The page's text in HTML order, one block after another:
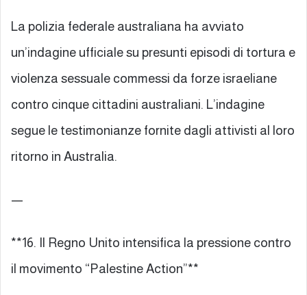
La polizia federale australiana ha avviato
un’indagine ufficiale su presunti episodi di tortura e
violenza sessuale commessi da forze israeliane
contro cinque cittadini australiani. L’indagine
segue le testimonianze fornite dagli attivisti al loro
ritorno in Australia.
—
**16. Il Regno Unito intensifica la pressione contro
il movimento “Palestine Action”**